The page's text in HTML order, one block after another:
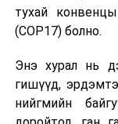
тухай
(COP17) болно.
Энэ хурал нь
гишүүд,
нийгмийн